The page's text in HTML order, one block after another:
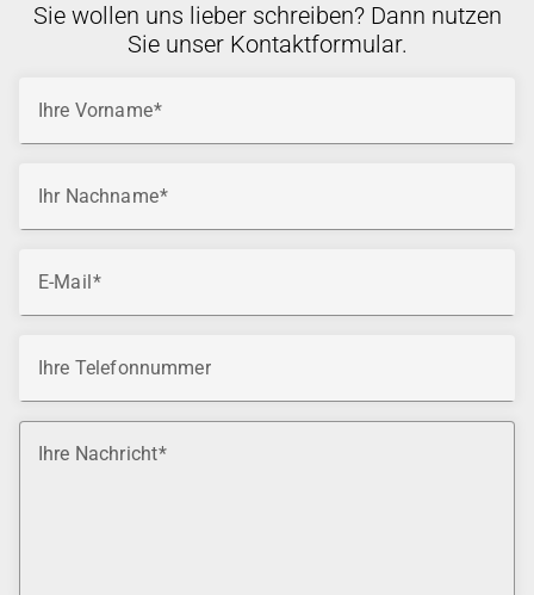
Sie wollen uns lieber schreiben? Dann nutzen
Sie unser Kontaktformular.
Ihre Vorname
Ihr Nachname
E-Mail
Ihre Telefonnummer
Ihre Nachricht